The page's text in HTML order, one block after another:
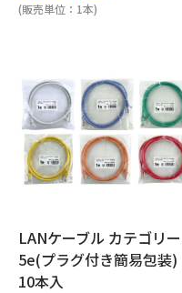
(販売単位：1本)
LANケーブル カテゴリー
5e(プラグ付き簡易包装)
10本入